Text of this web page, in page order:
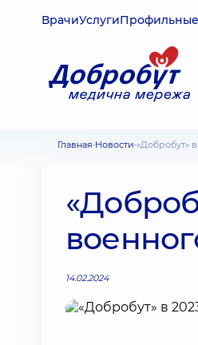
ВрачиУслуги
Главная Новости
14.02.2024